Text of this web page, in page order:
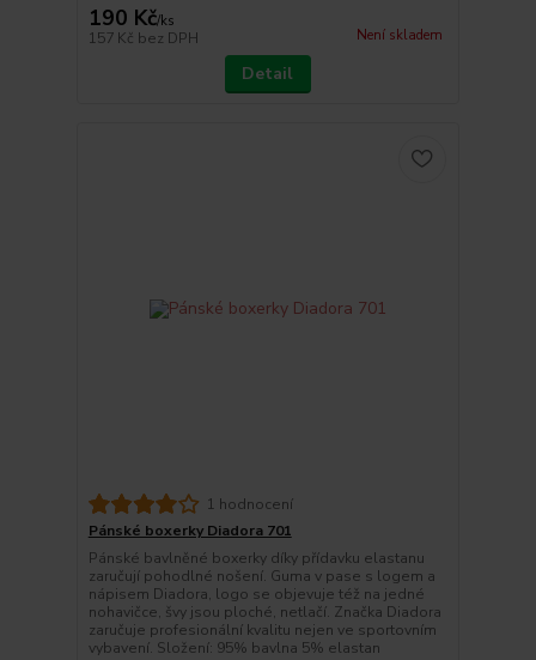
190 Kč/ks
157 Kč bez DPH Není skladem
Detail
1 hodnocení
Pánské boxerky Diadora 701
Pánské bavlněné boxerky díky přídavku elastanu
zaručují pohodlné nošení. Guma v pase s logem a
nápisem Diadora, logo se objevuje též na jedné
nohavičce, švy jsou ploché, netlačí. Značka Diadora
zaručuje profesionální kvalitu nejen ve sportovním
vybavení. Složení: 95% bavlna 5% elastan